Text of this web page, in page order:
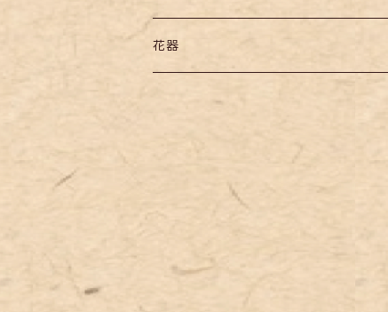
花器